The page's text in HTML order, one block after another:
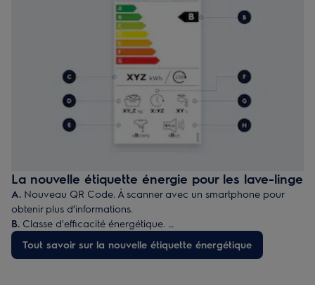
La nouvelle étiquette énergie pour les lave-linge
A. Nouveau QR Code. À scanner avec un smartphone pour
obtenir plus d’informations.
B. Classe d'efficacité énergétique.
C.
Consommation en électricité pour 100 cycles de lavage
(programme Eco 40-60).
Tout savoir sur la nouvelle étiquette énergétique